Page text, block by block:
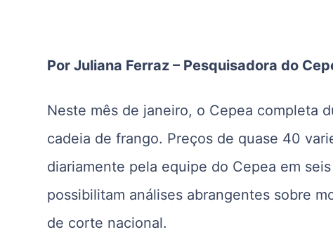
Por Juliana Ferraz – Pesquisadora do
Neste mês de janeiro, o Cepea completa
cadeia de frango. Preços de quase 40
diariamente pela equipe do Cepea em
possibilitam análises abrangentes sobre
de corte nacional.